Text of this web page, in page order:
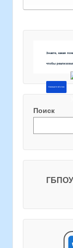
Знаете, какая
чтобы
Напишите об этом
Поиск